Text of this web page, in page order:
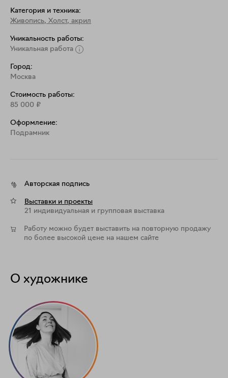
Категория и техника:
Живопись, Холст, акрил
Уникальность работы:
Уникальная работа
Город:
Москва
Стоимость работы:
85 000 ₽
Оформление:
Подрамник
Авторская подпись
Выставки и проекты
21 индивидуальная и групповая выставка
Работу можно будет выставить на повторную продажу
по более высокой цене на нашем сайте
О художнике